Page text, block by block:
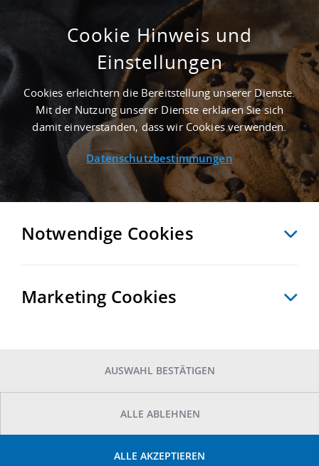
SUCHE ANPASSEN
12 Treffer anzeigen
12
POINTS OF INTEREST
Cookie Hinweis und
Einstellungen
Cookies erleichtern die Bereitstellung unserer Dienste.
Mit der Nutzung unserer Dienste erklären Sie sich
damit einverstanden, dass wir Cookies verwenden.
Datenschutzbestimmungen
Notwendige Cookies
Marketing Cookies
AUSWAHL BESTÄTIGEN
ALLE ABLEHNEN
ALLE AKZEPTIEREN